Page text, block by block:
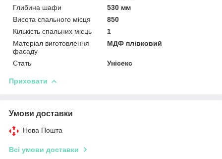
Глибина шафи
530 мм
Висота спального місця
850
Кількість спальних місць
1
Матеріал виготовлення
фасаду
МДФ плівковий
Стать Унісекс
Приховати
Умови доставки
Нова Пошта
Всі умови доставки